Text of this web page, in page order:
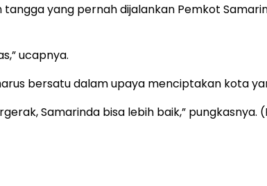
yang pernah dijalankan Pemkot
ucapnya.
bersatu dalam upaya menciptakan kota
Samarinda bisa lebih baik,” pungkasnya.